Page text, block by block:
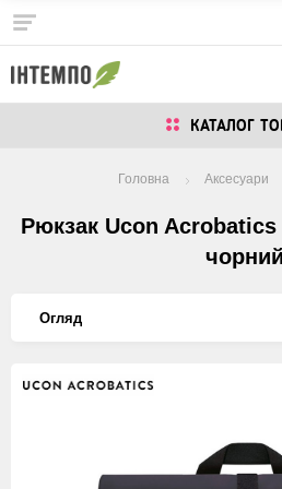
КАТАЛОГ
Головна Аксесуари
Рюкзак Ucon
чорний
Огляд
Изображения